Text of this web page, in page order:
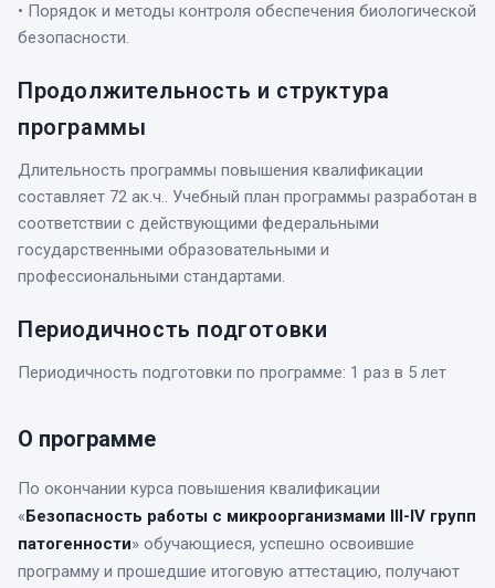
• Порядок и методы контроля обеспечения биологической
безопасности.
Продолжительность и структура
программы
Длительность программы повышения квалификации
составляет 72 ак.ч.. Учебный план программы разработан в
соответствии с действующими федеральными
государственными образовательными и
профессиональными стандартами.
Периодичность подготовки
Периодичность подготовки по программе: 1 раз в 5 лет
О программе
По окончании курса повышения квалификации
«Безопасность работы с микроорганизмами III-IV групп
патогенности» обучающиеся, успешно освоившие
программу и прошедшие итоговую аттестацию, получают